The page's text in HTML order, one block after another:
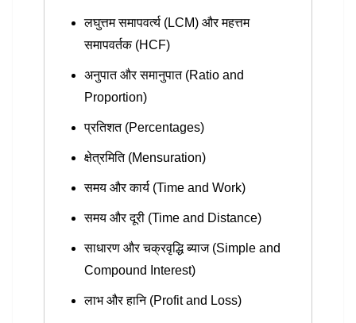
लघुत्तम समापवर्त्य (LCM) और महत्तम
समापवर्तक (HCF)
अनुपात और समानुपात (Ratio and
Proportion)
प्रतिशत (Percentages)
क्षेत्रमिति (Mensuration)
समय और कार्य (Time and Work)
समय और दूरी (Time and Distance)
साधारण और चक्रवृद्धि ब्याज (Simple and
Compound Interest)
लाभ और हानि (Profit and Loss)